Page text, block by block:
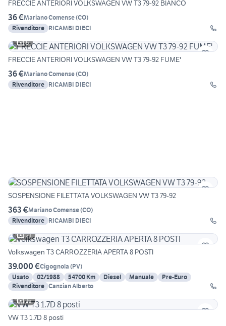
FRECCIE ANTERIORI VOLKSWAGEN VW T3 79-92 BIANCO
36 €Mariano Comense(CO)
Rivenditore RICAMBI DIECI
5
FRECCIE ANTERIORI VOLKSWAGEN VW T3 79-92 FUME'
36 €Mariano Comense(CO)
Rivenditore RICAMBI DIECI
SOSPENSIONE FILETTATA VOLKSWAGEN VW T3 79-92
363 €Mariano Comense(CO)
Rivenditore RICAMBI DIECI
21
Volkswagen T3 CARROZZERIA APERTA 8 POSTI
39.000 €Cigognola (PV)
Usato
02/1988 54700 Km Diesel Manuale
Pre-Euro
Rivenditore Canzian Alberto
16
VW T3 1.7D 8 posti